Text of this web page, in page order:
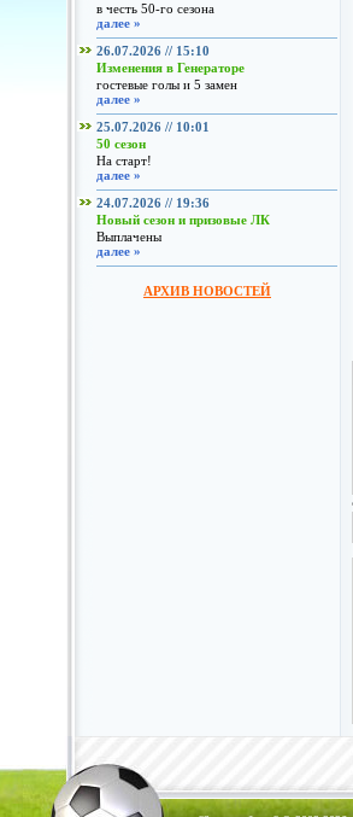
в честь 50-го сезона
далее »
26.07.2026 // 15:10
Изменения в Генераторе
гостевые голы и 5 замен
далее »
25.07.2026 // 10:01
50 сезон
На старт!
далее »
24.07.2026 // 19:36
Новый сезон и призовые ЛК
Выплачены
далее »
АРХИВ НОВОСТЕЙ